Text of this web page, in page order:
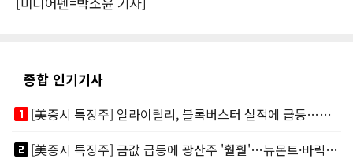
종합 인기기사
looks_one
[美증시 특징주] 일라이릴리, 블록버스터 실적에 급등…마운자로 매출 폭발
looks_two
[美증시 특징주] 금값 급등에 광산주 '훨훨'…뉴몬트·바릭마이닝 주도